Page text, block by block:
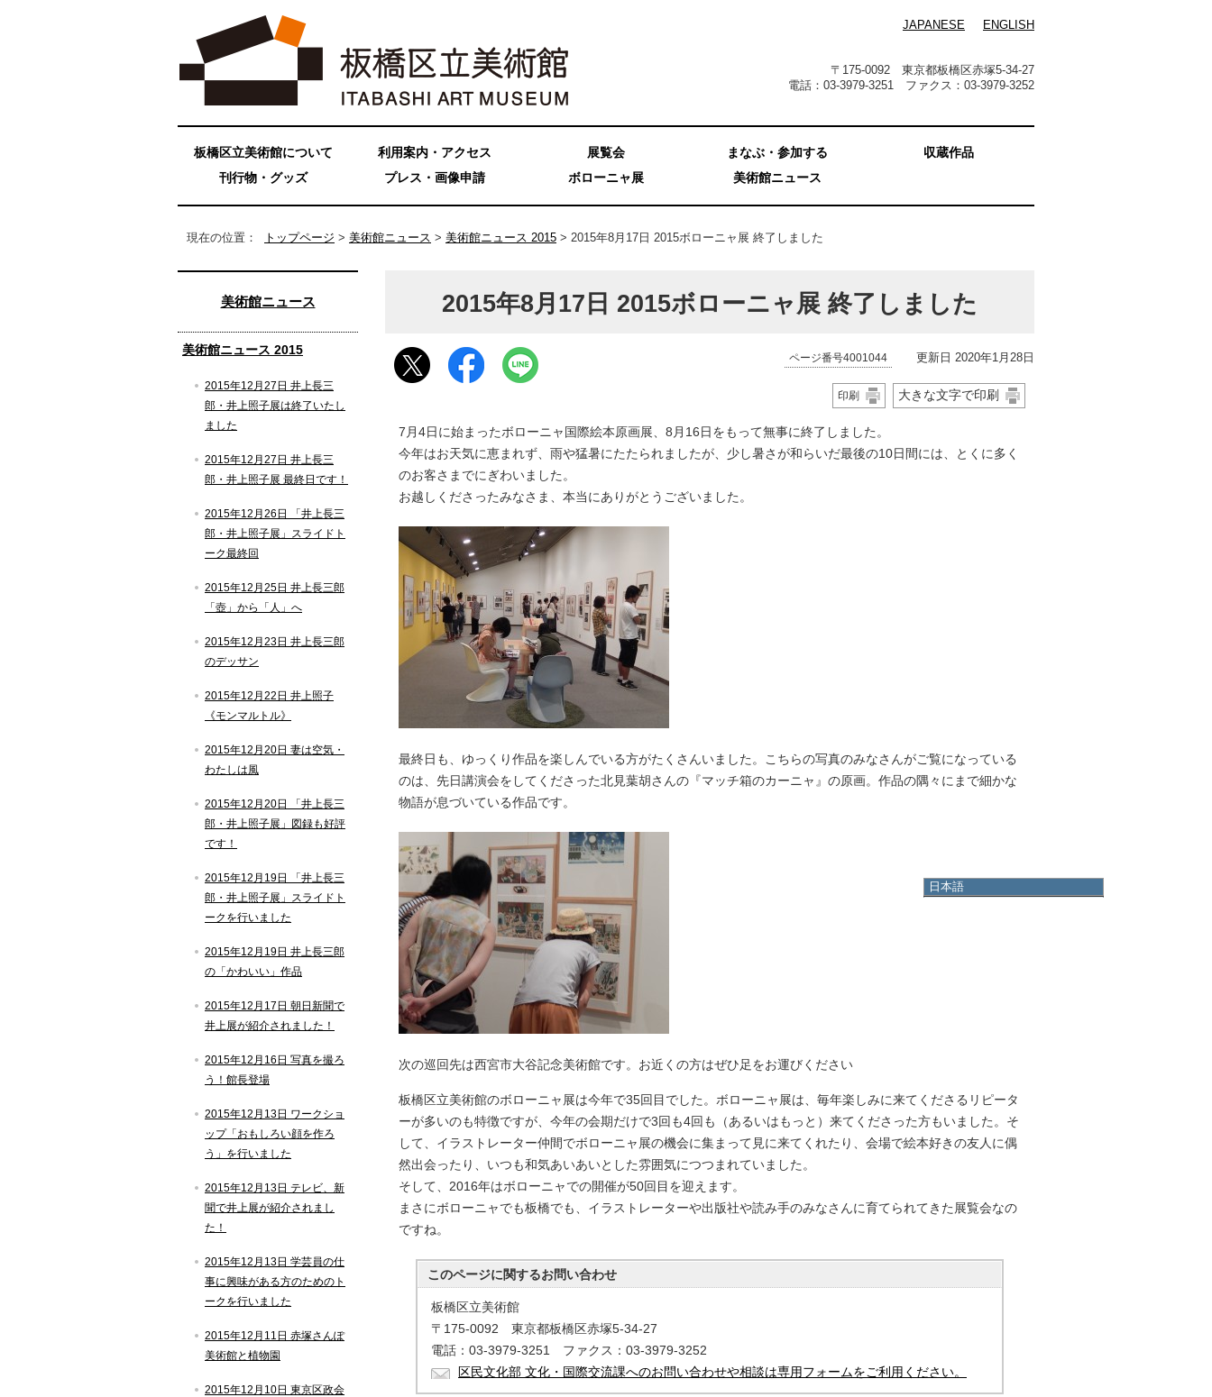
JAPANESE ENGLISH
〒175-0092 東京都板橋区赤塚5-34-27
電話：03-3979-3251 ファクス：03-3979-3252
日本語
板橋区立美術館について 利用案内・アクセス 展覧会 まなぶ・参加する
収蔵作品
刊行物・グッズ
プレス・画像申請 ボローニャ展 美術館ニュース
現在の位置： トップページ > 美術館ニュース > 美術館ニュース 2015 > 2015年8月17日 2015ボローニャ展 終了しました
2015年8月17日 2015ボローニャ展 終了しました
ページ番号4001044 更新日 2020年1月28日
印刷 大きな文字で印刷
7月4日に始まったボローニャ国際絵本原画展、8月16日をもって無事に終了しました。
今年はお天気に恵まれず、雨や猛暑にたたられましたが、少し暑さが和らいだ最後の10日間には、とくに多く
のお客さまでにぎわいました。
お越しくださったみなさま、本当にありがとうございました。
最終日も、ゆっくり作品を楽しんでいる方がたくさんいました。こちらの写真のみなさんがご覧になっている
のは、先日講演会をしてくださった北見葉胡さんの『マッチ箱のカーニャ』の原画。作品の隅々にまで細かな
物語が息づいている作品です。
次の巡回先は西宮市大谷記念美術館です。お近くの方はぜひ足をお運びください
板橋区立美術館のボローニャ展は今年で35回目でした。ボローニャ展は、毎年楽しみに来てくださるリピータ
ーが多いのも特徴ですが、今年の会期だけで3回も4回も（あるいはもっと）来てくださった方もいました。そ
して、イラストレーター仲間でボローニャ展の機会に集まって見に来てくれたり、会場で絵本好きの友人に偶
然出会ったり、いつも和気あいあいとした雰囲気につつまれていました。
そして、2016年はボローニャでの開催が50回目を迎えます。
まさにボローニャでも板橋でも、イラストレーターや出版社や読み手のみなさんに育てられてきた展覧会なの
ですね。
このページに関するお問い合わせ
板橋区立美術館
〒175-0092 東京都板橋区赤塚5-34-27
電話：03-3979-3251 ファクス：03-3979-3252
区民文化部 文化・国際交流課へのお問い合わせや相談は専用フォームをご利用ください。
美術館ニュース
美術館ニュース 2015
2015年12月27日 井上長三
郎・井上照子展は終了いたし
ました
2015年12月27日 井上長三
郎・井上照子展 最終日です！
2015年12月26日 「井上長三
郎・井上照子展」スライドト
ーク最終回
2015年12月25日 井上長三郎
「壺」から「人」へ
2015年12月23日 井上長三郎
のデッサン
2015年12月22日 井上照子
《モンマルトル》
2015年12月20日 妻は空気・
わたしは風
2015年12月20日 「井上長三
郎・井上照子展」図録も好評
です！
2015年12月19日 「井上長三
郎・井上照子展」スライドト
ークを行いました
2015年12月19日 井上長三郎
の「かわいい」作品
2015年12月17日 朝日新聞で
井上展が紹介されました！
2015年12月16日 写真を撮ろ
う！館長登場
2015年12月13日 ワークショ
ップ「おもしろい顔を作ろ
う」を行いました
2015年12月13日 テレビ、新
聞で井上展が紹介されまし
た！
2015年12月13日 学芸員の仕
事に興味がある方のためのト
ークを行いました
2015年12月11日 赤塚さんぽ
美術館と植物園
2015年12月10日 東京区政会